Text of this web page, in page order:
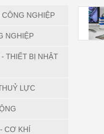
NGHIỆP
NGHIỆP
THIẾT BỊ NHẬT
LỰC
CƠ KHÍ